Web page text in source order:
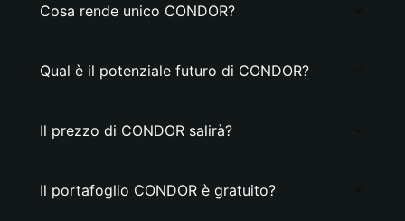
Cosa rende unico CONDOR?
Qual è il potenziale futuro di CONDOR?
Il prezzo di CONDOR salirà?
Il portafoglio CONDOR è gratuito?